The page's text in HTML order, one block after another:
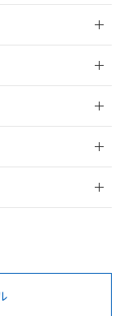
、以下を必ずお読
当社の製
すること
するこ
証明書
）
証明する
テル類４
ら備考
。